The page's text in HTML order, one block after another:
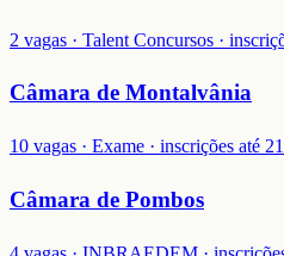
2 vagas · Talent Concursos ·
Câmara de Montalvânia
10 vagas · Exame · inscrições até
Câmara de Pombos